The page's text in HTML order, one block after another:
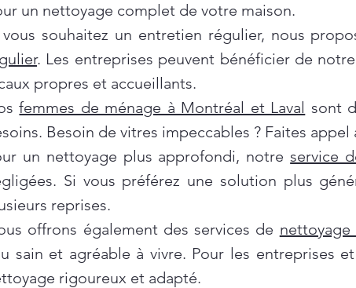
un nettoyage complet de votre maison.
vous souhaitez un entretien régulier, nous
. Les entreprises peuvent bénéficier de
propres et accueillants.
femmes de ménage à Montréal et Laval sont
Besoin de vitres impeccables ? Faites appel
un nettoyage plus approfondi, notreservice
Si vous préférez une solution plus
reprises.
offrons également des services de nettoyage
sain et agréable à vivre. Pour les entreprises
rigoureux et adapté.